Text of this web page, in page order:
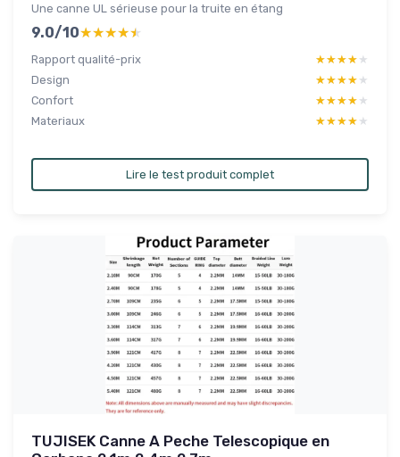
Une canne UL sérieuse pour la truite en étang
9.0/10★★★★★
★★★★★
Rapport qualité-prix ★★★★★
★★★★★
Design
★★★★★
★★★★★
Confort
★★★★★
★★★★★
Materiaux
★★★★★
★★★★★
Lire le test produit complet
TUJISEK Canne A Peche Telescopique en